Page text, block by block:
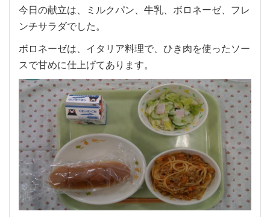
今日の献立は、ミルクパン、牛乳、ボロネーゼ、フレ
ンチサラダでした。
ボロネーゼは、イタリア料理で、ひき肉を使ったソー
スで甘めに仕上げてあります。